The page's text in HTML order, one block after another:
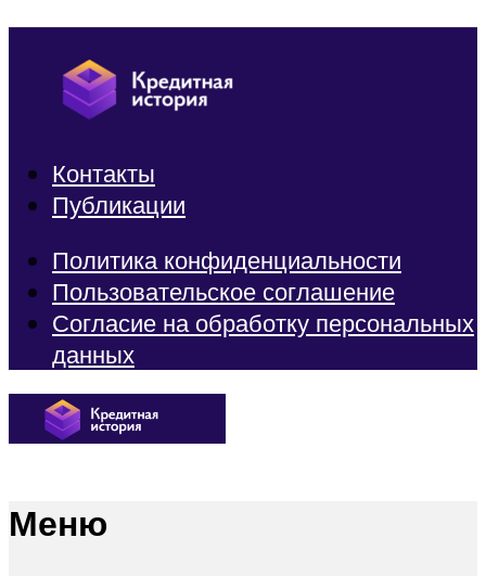
Контакты
Публикации
Политика конфиденциальности
Пользовательское соглашение
Согласие на обработку персональных
данных
Меню